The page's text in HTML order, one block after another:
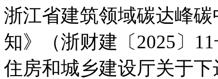
浙江省建筑领域碳达峰
知》（浙财建〔2025〕
住房和城乡建设厅关于下